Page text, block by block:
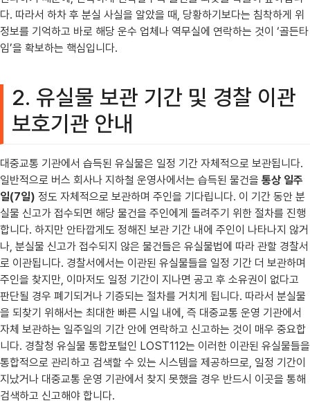
다. 따라서 하차 후 분실 사실을 알았을 때, 당황하기보다는 침착하게 위
정보를 기억하고 바로 해당 운수 업체나 역무실에 연락하는 것이 ‘골든타
임’을 확보하는 핵심입니다.
2. 유실물 보관 기간 및 경찰 이관
보호기관 안내
대중교통 기관에서 습득된 유실물은 일정 기간 자체적으로 보관됩니다.
일반적으로 버스 회사나 지하철 운영사에서는 습득된 물건을 통상 일주
일(7일) 정도 자체적으로 보관하며 주인을 기다립니다. 이 기간 동안 분
실물 신고가 접수되면 해당 물건을 주인에게 돌려주기 위한 절차를 진행
합니다. 하지만 안타깝게도 정해진 보관 기간 내에 주인이 나타나지 않거
나, 분실물 신고가 접수되지 않은 물건들은 유실물법에 따라 관할 경찰서
로 이관됩니다. 경찰서에서는 이관된 유실물들을 일정 기간 더 보관하며
주인을 찾지만, 이마저도 일정 기간이 지나면 공고 후 소유권이 없다고
판단될 경우 폐기되거나 기증되는 절차를 거치게 됩니다. 따라서 분실물
을 되찾기 위해서는 최대한 빠른 시일 내에, 즉 대중교통 운영 기관에서
자체 보관하는 일주일의 기간 안에 연락하고 신고하는 것이 매우 중요합
니다. 경찰청 유실물 통합포털인 LOST112는 이러한 이관된 유실물들을
통합적으로 관리하고 검색할 수 있는 시스템을 제공하므로, 일정 기간이
지났거나 대중교통 운영 기관에서 찾지 못했을 경우 반드시 이곳을 통해
검색하고 신고해야 합니다.